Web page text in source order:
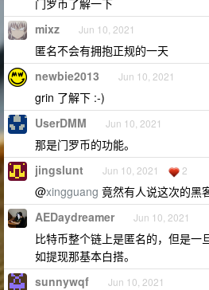
门罗币了解一下
mixz Jun 10, 2021
匿名不会有拥抱正规的一天
newbie2013 Jun 10, 2021
grin 了解下 :-)
UserDMM Jun 10, 2021
那是门罗币的功能。
jingslunt Jun 10, 2021 2
@xingguang 竟然有人说这次的黑
AEDaydreamer Jun 10, 2021
比特币整个链上是匿名的，但是一
如提现那基本白搭。
sunnywqf Jun 10, 2021